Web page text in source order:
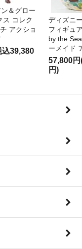
＆グロー
ス コレク
アクショ
込39,380
ディズニ
フィギュ
by the
ーメイド
57,800
円)